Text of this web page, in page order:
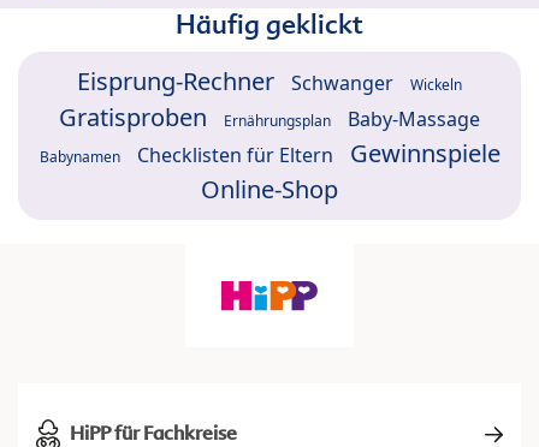
Häufig geklickt
Eisprung-Rechner Schwanger Wickeln
Gratisproben Ernährungsplan Baby-Massage
Babynamen Checklisten für Eltern
Gewinnspiele
Online-Shop
HiPP für Fachkreise